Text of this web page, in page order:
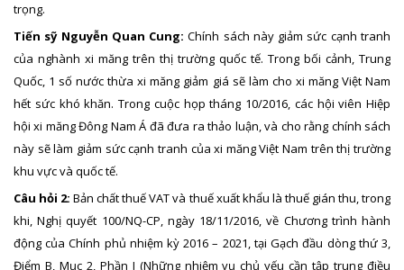
trọng.
Tiến sỹ Nguyễn Quan Cung:Chính sách này giảm sức cạnh tranh
của nghành xi măng trên thị trường quốc tế. Trong bối cảnh, Trung
Quốc, 1 số nước thừa xi măng giảm giá sẽ làm cho xi măng Việt Nam
hết sức khó khăn. Trong cuộc họp tháng 10/2016, các hội viên Hiệp
hội xi măng Đông Nam Á đã đưa ra thảo luận, và cho rằng chính sách
này sẽ làm giảm sức cạnh tranh của xi măng Việt Nam trên thị trường
khu vực và quốc tế.
Câu hỏi 2: Bản chất thuế VAT và thuế xuất khẩu là thuế gián thu, trong
khi, Nghị quyết 100/NQ-CP, ngày 18/11/2016, về Chương trình hành
động của Chính phủ nhiệm kỳ 2016 – 2021, tại Gạch đầu dòng thứ 3,
Điểm B, Mục 2, Phần I (Những nhiệm vụ chủ yếu cần tập trung điều